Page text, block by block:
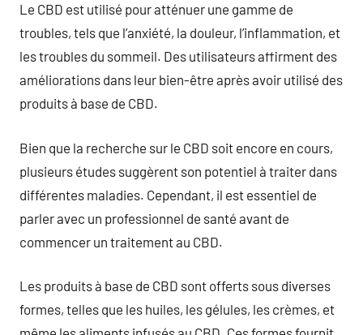
Le CBD est utilisé pour atténuer une gamme de
troubles, tels que l’anxiété, la douleur, l’inflammation, et
les troubles du sommeil. Des utilisateurs affirment des
améliorations dans leur bien-être après avoir utilisé des
produits à base de CBD.
Bien que la recherche sur le CBD soit encore en cours,
plusieurs études suggèrent son potentiel à traiter dans
différentes maladies. Cependant, il est essentiel de
parler avec un professionnel de santé avant de
commencer un traitement au CBD.
Les produits à base de CBD sont offerts sous diverses
formes, telles que les huiles, les gélules, les crèmes, et